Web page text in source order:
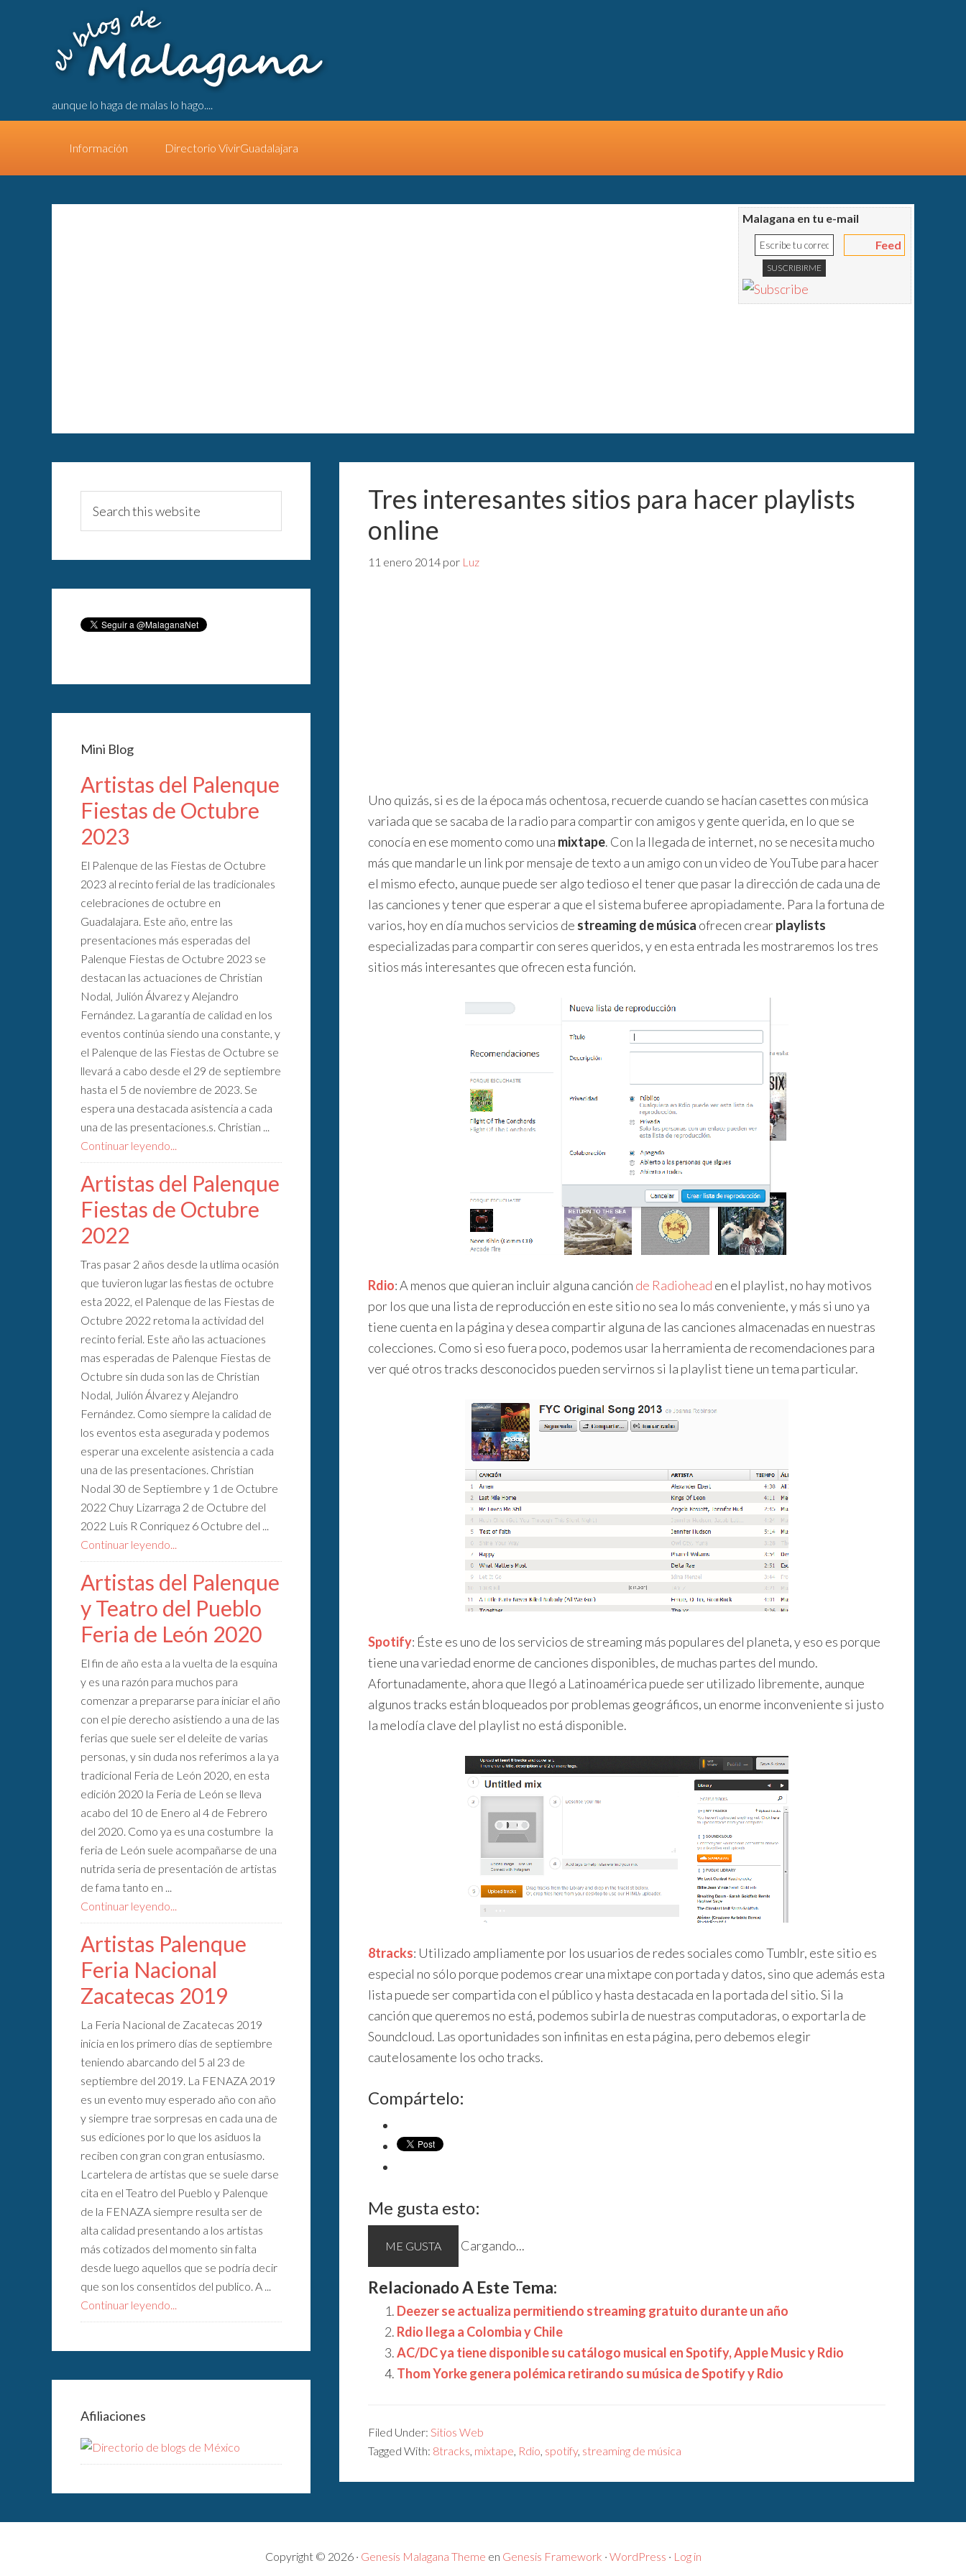
aunque lo haga de malas lo hago....
Información Directorio VivirGuadalajara
Malagana en tu e-mail
Feed
Tres interesantes sitios para hacer playlists
online
11 enero 2014 por Luz
Uno quizás, si es de la época más ochentosa, recuerde cuando se hacían casettes con música
variada que se sacaba de la radio para compartir con amigos y gente querida, en lo que se
conocía en ese momento como una mixtape. Con la llegada de internet, no se necesita mucho
más que mandarle un link por mensaje de texto a un amigo con un video de YouTube para hacer
el mismo efecto, aunque puede ser algo tedioso el tener que pasar la dirección de cada una de
las canciones y tener que esperar a que el sistema buferee apropiadamente. Para la fortuna de
varios, hoy en día muchos servicios de streaming de música ofrecen crearplaylists
especializadas para compartir con seres queridos, y en esta entrada les mostraremos los tres
sitios más interesantes que ofrecen esta función.
Rdio: A menos que quieran incluir alguna canción de Radiohead en el playlist, no hay motivos
por los que una lista de reproducción en este sitio no sea lo más conveniente, y más si uno ya
tiene cuenta en la página y desea compartir alguna de las canciones almacenadas en nuestras
colecciones. Como si eso fuera poco, podemos usar la herramienta de recomendaciones para
ver qué otros tracks desconocidos pueden servirnos si la playlist tiene un tema particular.
Spotify: Éste es uno de los servicios de streaming más populares del planeta, y eso es porque
tiene una variedad enorme de canciones disponibles, de muchas partes del mundo.
Afortunadamente, ahora que llegó a Latinoamérica puede ser utilizado libremente, aunque
algunos tracks están bloqueados por problemas geográficos, un enorme inconveniente si justo
la melodía clave del playlist no está disponible.
8tracks: Utilizado ampliamente por los usuarios de redes sociales como Tumblr, este sitio es
especial no sólo porque podemos crear una mixtape con portada y datos, sino que además esta
lista puede ser compartida con el público y hasta destacada en la portada del sitio. Si la
canción que queremos no está, podemos subirla de nuestras computadoras, o exportarla de
Soundcloud. Las oportunidades son infinitas en esta página, pero debemos elegir
cautelosamente los ocho tracks.
Compártelo:
Me gusta esto:
ME GUSTA Cargando...
Relacionado A Este Tema:
Deezer se actualiza permitiendo streaming gratuito durante un año
Rdio llega a Colombia y Chile
AC/DC ya tiene disponible su catálogo musical en Spotify, Apple Music y Rdio
Thom Yorke genera polémica retirando su música de Spotify y Rdio
Filed Under: Sitios Web
Tagged With: 8tracks, mixtape, Rdio, spotify, streaming de música
Mini Blog
Artistas del Palenque
Fiestas de Octubre
2023
El Palenque de las Fiestas de Octubre
2023 al recinto ferial de las tradicionales
celebraciones de octubre en
Guadalajara. Este año, entre las
presentaciones más esperadas del
Palenque Fiestas de Octubre 2023 se
destacan las actuaciones de Christian
Nodal, Julión Álvarez y Alejandro
Fernández. La garantía de calidad en los
eventos continúa siendo una constante, y
el Palenque de las Fiestas de Octubre se
llevará a cabo desde el 29 de septiembre
hasta el 5 de noviembre de 2023. Se
espera una destacada asistencia a cada
una de las presentaciones.s. Christian ...
Continuar leyendo...
Artistas del Palenque
Fiestas de Octubre
2022
Tras pasar 2 años desde la utlima ocasión
que tuvieron lugar las fiestas de octubre
esta 2022, el Palenque de las Fiestas de
Octubre 2022 retoma la actividad del
recinto ferial. Este año las actuaciones
mas esperadas de Palenque Fiestas de
Octubre sin duda son las de Christian
Nodal, Julión Álvarez y Alejandro
Fernández. Como siempre la calidad de
los eventos esta asegurada y podemos
esperar una excelente asistencia a cada
una de las presentaciones. Christian
Nodal 30 de Septiembre y 1 de Octubre
2022 Chuy Lizarraga 2 de Octubre del
2022 Luis R Conriquez 6 Octubre del ...
Continuar leyendo...
Artistas del Palenque
y Teatro del Pueblo
Feria de León 2020
El fin de año esta a la vuelta de la esquina
y es una razón para muchos para
comenzar a prepararse para iniciar el año
con el pie derecho asistiendo a una de las
ferias que suele ser el deleite de varias
personas, y sin duda nos referimos a la ya
tradicional Feria de León 2020, en esta
edición 2020 la Feria de León se lleva
acabo del 10 de Enero al 4 de Febrero
del 2020. Como ya es una costumbre la
feria de León suele acompañarse de una
nutrida seria de presentación de artistas
de fama tanto en ...
Continuar leyendo...
Artistas Palenque
Feria Nacional
Zacatecas 2019
La Feria Nacional de Zacatecas 2019
inicia en los primero días de septiembre
teniendo abarcando del 5 al 23 de
septiembre del 2019. La FENAZA 2019
es un evento muy esperado año con año
y siempre trae sorpresas en cada una de
sus ediciones por lo que los asiduos la
reciben con gran con gran entusiasmo.
Lcartelera de artistas que se suele darse
cita en el Teatro del Pueblo y Palenque
de la FENAZA siempre resulta ser de
alta calidad presentando a los artistas
más cotizados del momento sin falta
desde luego aquellos que se podría decir
que son los consentidos del publico. A ...
Continuar leyendo...
Afiliaciones
Copyright © 2026 · Genesis Malagana Theme en Genesis Framework · WordPress · Log in